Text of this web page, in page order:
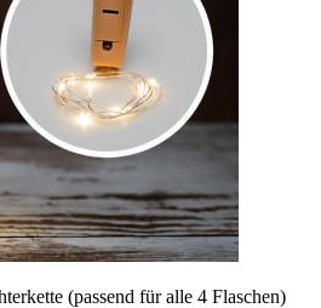
(passend für alle 4 Flaschen)